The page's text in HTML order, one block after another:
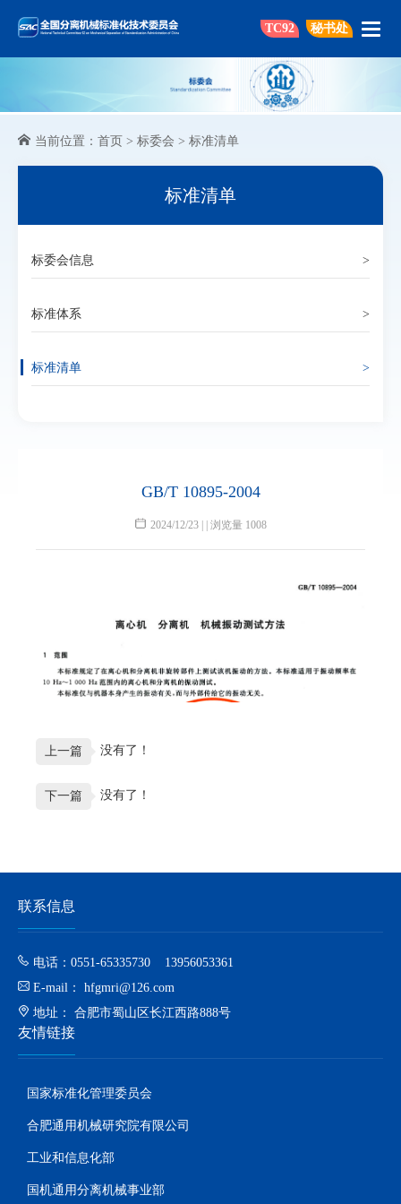
TC92 秘书处
当前位置： 首页 > 标委会 > 标准清单
标准清单
标委会信息 >
标准体系 >
标准清单 >
GB/T 10895-2004
2024/12/23 | | 浏览量 1008
上一篇 没有了！
下一篇 没有了！
联系信息
电话：0551-65335730 13956053361
E-mail： hfgmri@126.com
地址： 合肥市蜀山区长江西路888号
友情链接
国家标准化管理委员会
合肥通用机械研究院有限公司
工业和信息化部
国机通用分离机械事业部